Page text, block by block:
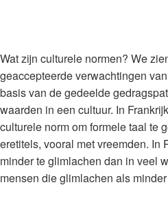
Wat zijn culturele normen? We
geaccepteerde verwachtingen
basis van de gedeelde
waarden in een cultuur. In
culturele norm om formele taal te
eretitels, vooral met vreemden. In
minder te glimlachen dan in veel
mensen die glimlachen als